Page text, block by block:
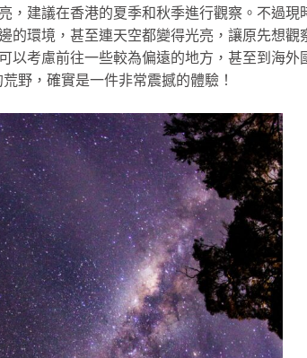
，建議在香港的夏季和秋季進行觀察。不過
的環境，甚至連天空都變得光亮，讓原先想
以考慮前往一些較為偏遠的地方，甚至到海外
野，確實是一件非常震撼的體驗！